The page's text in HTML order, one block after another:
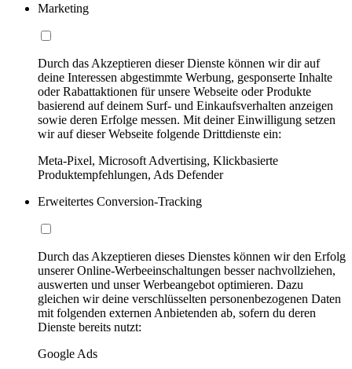
Marketing
Durch das Akzeptieren dieser Dienste können wir dir auf
deine Interessen abgestimmte Werbung, gesponserte Inhalte
oder Rabattaktionen für unsere Webseite oder Produkte
basierend auf deinem Surf- und Einkaufsverhalten anzeigen
sowie deren Erfolge messen. Mit deiner Einwilligung setzen
wir auf dieser Webseite folgende Drittdienste ein:
Meta-Pixel, Microsoft Advertising, Klickbasierte
Produktempfehlungen, Ads Defender
Erweitertes Conversion-Tracking
Durch das Akzeptieren dieses Dienstes können wir den Erfolg
unserer Online-Werbeeinschaltungen besser nachvollziehen,
auswerten und unser Werbeangebot optimieren. Dazu
gleichen wir deine verschlüsselten personenbezogenen Daten
mit folgenden externen Anbietenden ab, sofern du deren
Dienste bereits nutzt:
Google Ads